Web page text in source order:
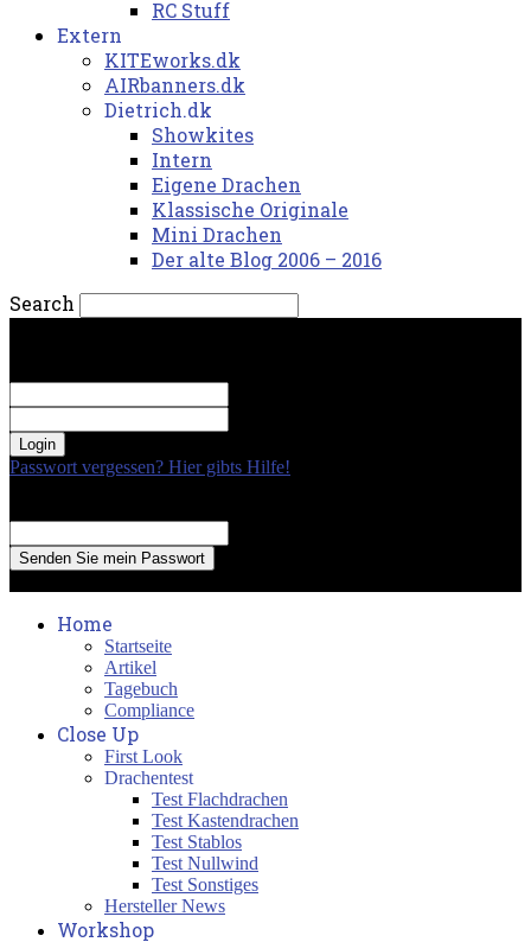
RC Stuff
Extern
KITEworks.dk
AIRbanners.dk
Dietrich.dk
Showkites
Intern
Eigene Drachen
Klassische Originale
Mini Drachen
Der alte Blog 2006 – 2016
Search
Passwort vergessen? Hier gibts Hilfe!
Home
Startseite
Artikel
Tagebuch
Compliance
Close Up
First Look
Drachentest
Test Flachdrachen
Test Kastendrachen
Test Stablos
Test Nullwind
Test Sonstiges
Hersteller News
Workshop